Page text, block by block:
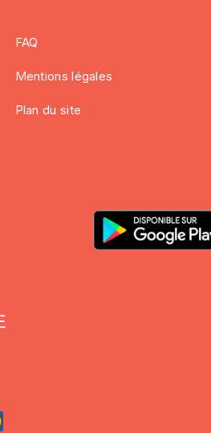
FAQ
Mentions légales
Plan du site